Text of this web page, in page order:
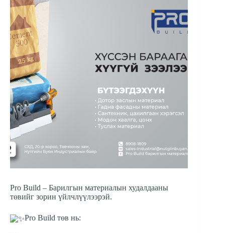
Pro Build – Барилгын материалын худалдааны
төвийг зорин үйлчлүүлээрэй.
Pro Build төв нь: